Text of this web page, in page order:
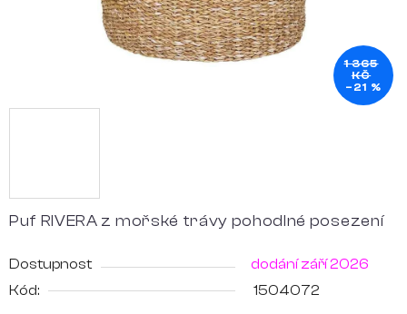
Puf RIVERA z mořské trávy pohodlné posezení
Dostupnost
dodání září 2026
Kód:
1504072
1 365
KČ
–21 %